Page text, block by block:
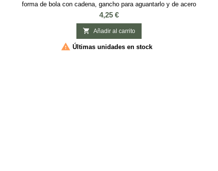
forma de bola con cadena, gancho para aguantarlo y de acero
inoxidable. Es un utensilio básico para iniciarse en el mundo del té ya
que se puede usar con cualquier baso o taza para el té o infusión. Es
ideal para té e infusiones, que requieran que sus hojas o elementos
tengan espacio...
Precio
4,25 €
 Añadir al carrito
 Últimas unidades en stock